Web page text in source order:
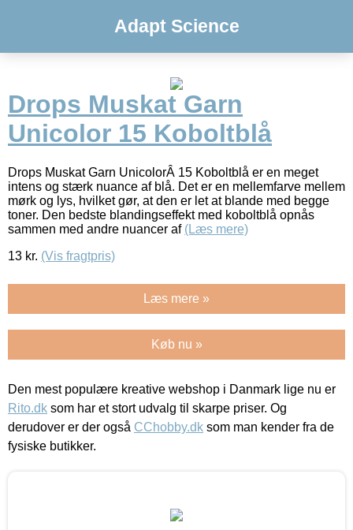
Adapt Science
Drops Muskat Garn
Unicolor 15 Koboltblå
Drops Muskat Garn UnicolorÂ 15 Koboltblå er en meget
intens og stærk nuance af blå. Det er en mellemfarve mellem
mørk og lys, hvilket gør, at den er let at blande med begge
toner. Den bedste blandingseffekt med koboltblå opnås
sammen med andre nuancer af (Læs mere)
13 kr. (Vis fragtpris)
Læs mere »
Køb nu »
Den mest populære kreative webshop i Danmark lige nu er
Rito.dk som har et stort udvalg til skarpe priser. Og
derudover er der også CChobby.dk som man kender fra de
fysiske butikker.